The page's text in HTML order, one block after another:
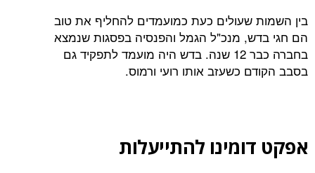
שעולים כעת כמועמדים להחליף את טוב
מנכ"ל הגמל והפנסיה בפסגות שנמצא
בחברה כבר 12 שנה. בדש היה מועמד לתפקיד גם
כשעזב אותו רועי ורמוס.
להתייעלות